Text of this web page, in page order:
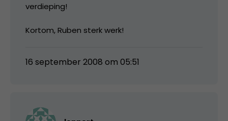
verdieping!
Kortom, Ruben sterk werk!
16 september 2008 om 05:51